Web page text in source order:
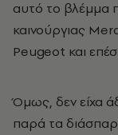
αυτό το βλέμμα
καινούργιας
Ρeugeot και
Όμως, δεν είχα
παρά τα